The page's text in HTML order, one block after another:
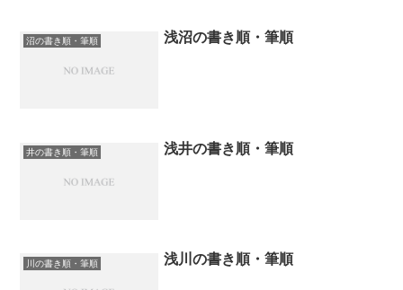
沼の書き順・筆順 浅沼の書き順・筆順
井の書き順・筆順 浅井の書き順・筆順
川の書き順・筆順 浅川の書き順・筆順